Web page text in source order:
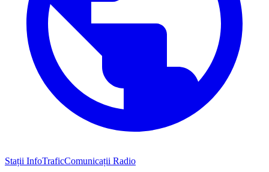
Stații InfoTraficComunicații Radio